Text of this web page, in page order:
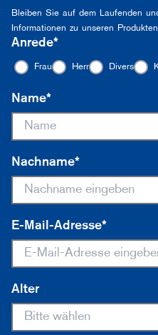
Bleiben Sie auf dem Laufenden
Informationen zu unseren
Anrede*
Frau Herr Divers
Name*
Nachname*
E-Mail-Adresse*
Alter